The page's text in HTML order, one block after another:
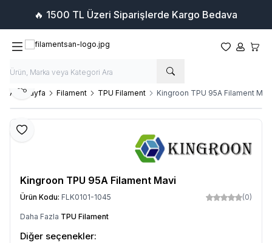
🔥 1500 TL Üzeri Siparişlerde Kargo Bedava
Favorilerim
Hesabım
Ana Sayfa Filament TPU Filament Kingroon TPU 95A Filament
Favoriye Ekle
Paylaş
Kingroon TPU 95A Filament Mavi
Ürün Kodu: FLK0101-1045 (0)
Daha Fazla TPU Filament
Diğer seçenekler: